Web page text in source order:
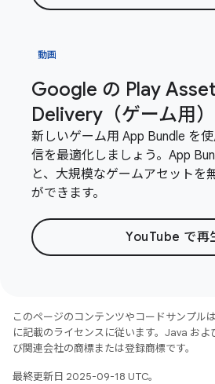
動画
Google の Play Asset
Delivery（ゲーム用）
新しいゲーム用 App Bundle を
信を最適化しましょう。App
と、大規模なゲームアセットを
ができます。
YouTube で再
このページのコンテンツやコードサンプルは
に記載のライセンスに従います。Java お
び関連会社の商標または登録商標です。
最終更新日 2025-09-18 UTC。